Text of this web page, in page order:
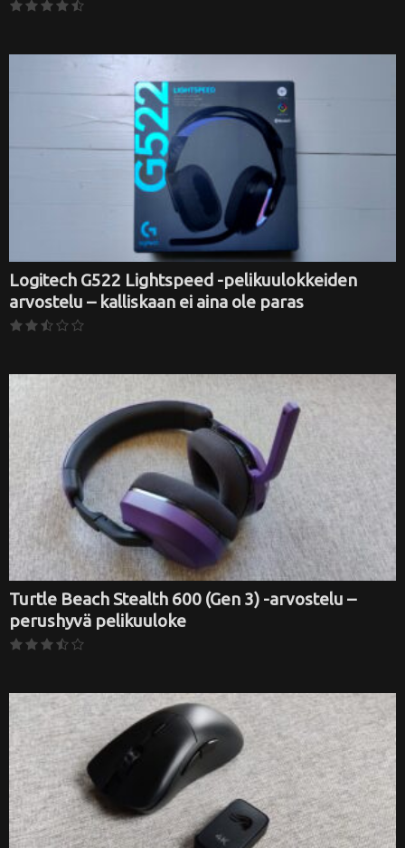
Logitech G522 Lightspeed -pelikuulokkeiden
arvostelu – kalliskaan ei aina ole paras
Turtle Beach Stealth 600 (Gen 3) -arvostelu –
perushyvä pelikuuloke